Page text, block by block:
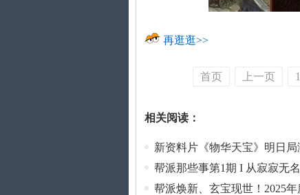
再逛逛>>
首页 上一页
相关阅读：
新资料片《物华天宝》明日
帮派那些事第1期 I 从寂寂无
帮派焕新、玄宝现世！2025